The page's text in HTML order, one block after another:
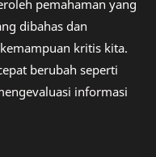
pemahaman yang
dibahas dan
kritis kita.
berubah seperti
informasi